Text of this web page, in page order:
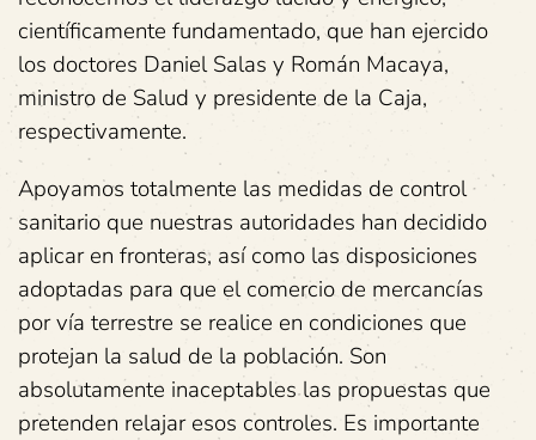
científicamente fundamentado, que han ejercido
los doctores Daniel Salas y Román Macaya,
ministro de Salud y presidente de la Caja,
respectivamente.
Apoyamos totalmente las medidas de control
sanitario que nuestras autoridades han decidido
aplicar en fronteras, así como las disposiciones
adoptadas para que el comercio de mercancías
por vía terrestre se realice en condiciones que
protejan la salud de la población. Son
absolutamente inaceptables las propuestas que
pretenden relajar esos controles. Es importante